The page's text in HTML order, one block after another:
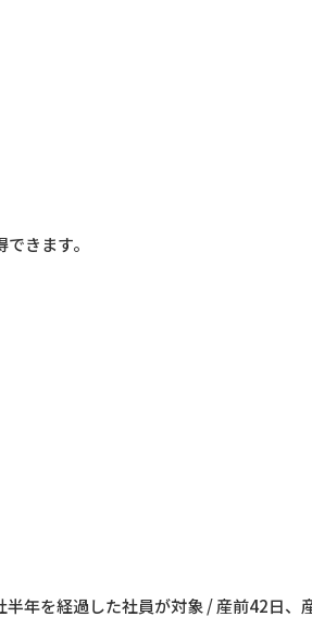
きます。
年を経過した社員が対象 / 産前42日、